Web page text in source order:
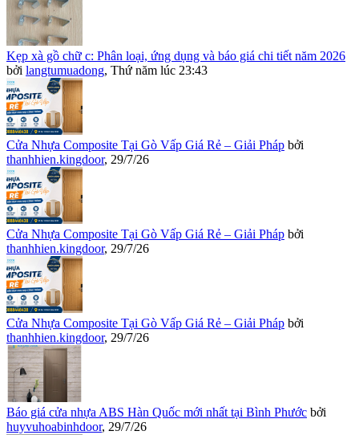
Kẹp xà gồ chữ c: Phân loại, ứng dụng và báo giá chi tiết năm 2026
bởi langtumuadong, Thứ năm lúc 23:43
Cửa Nhựa Composite Tại Gò Vấp Giá Rẻ – Giải Pháp bởi
thanhhien.kingdoor, 29/7/26
Cửa Nhựa Composite Tại Gò Vấp Giá Rẻ – Giải Pháp bởi
thanhhien.kingdoor, 29/7/26
Cửa Nhựa Composite Tại Gò Vấp Giá Rẻ – Giải Pháp bởi
thanhhien.kingdoor, 29/7/26
Báo giá cửa nhựa ABS Hàn Quốc mới nhất tại Bình Phước bởi
huyvuhoabinhdoor, 29/7/26